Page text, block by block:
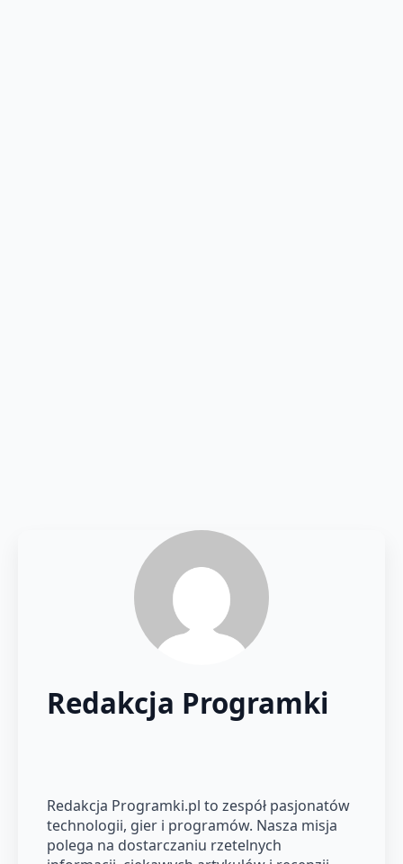
Redakcja Programki
Redakcja Programki.pl to zespół pasjonatów
technologii, gier i programów. Nasza misja
polega na dostarczaniu rzetelnych